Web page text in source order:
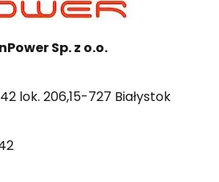
Sp. z o.o.
lok. 206,15-727 Białystok